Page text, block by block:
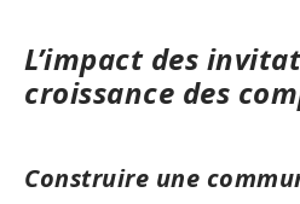
L’impact des
croissance des
Construire une